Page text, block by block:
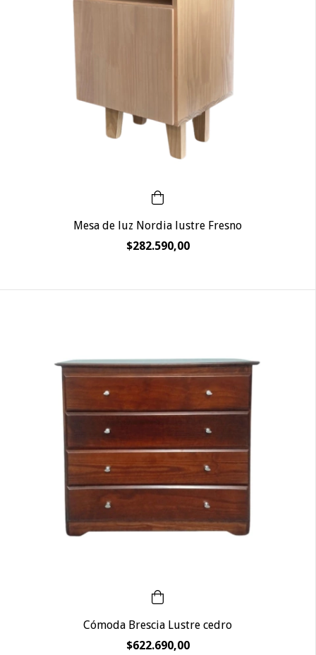
Mesa de luz Nordia lustre Fresno
$282.590,00
Cómoda Brescia Lustre cedro
$622.690,00